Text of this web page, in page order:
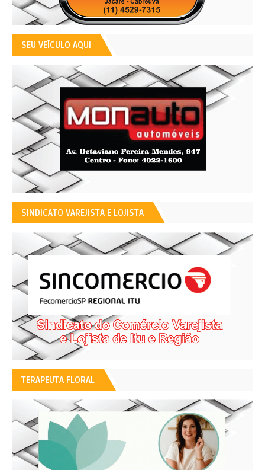
SEU VEÍCULO AQUI
SINDICATO VAREJISTA E LOJISTA
TERAPEUTA FLORAL